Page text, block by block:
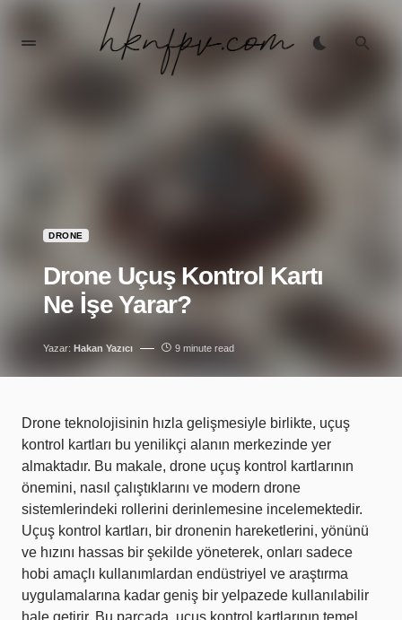
DRONE
Drone Uçuş Kontrol Kartı
Ne İşe Yarar?
Yazar: Hakan Yazıcı 9 minute read
Drone teknolojisinin hızla gelişmesiyle birlikte, uçuş
kontrol kartları bu yenilikçi alanın merkezinde yer
almaktadır. Bu makale, drone uçuş kontrol kartlarının
önemini, nasıl çalıştıklarını ve modern drone
sistemlerindeki rollerini derinlemesine incelemektedir.
Uçuş kontrol kartları, bir dronenin hareketlerini, yönünü
ve hızını hassas bir şekilde yöneterek, onları sadece
hobi amaçlı kullanımlardan endüstriyel ve araştırma
uygulamalarına kadar geniş bir yelpazede kullanılabilir
hale getirir. Bu parçada, uçuş kontrol kartlarının temel